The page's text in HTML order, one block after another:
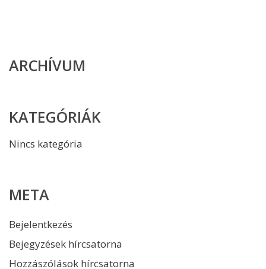
ARCHÍVUM
KATEGÓRIÁK
Nincs kategória
META
Bejelentkezés
Bejegyzések hírcsatorna
Hozzászólások hírcsatorna